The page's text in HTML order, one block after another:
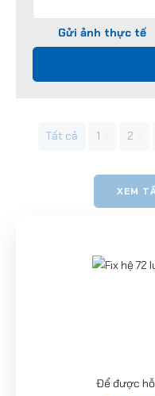
Gửi ảnh thực tế
Tất cả 1 2
XEM
Để được